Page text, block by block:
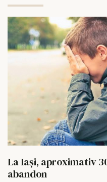
La Iași, aproximativ
abandon